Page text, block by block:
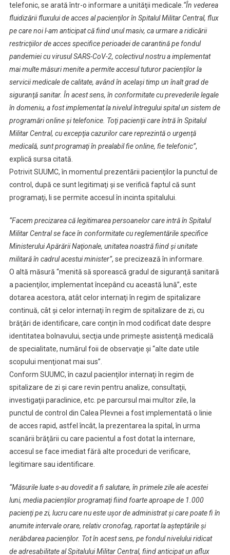
telefonic, se arată într-o informare a unităţii medicale. “În vederea
fluidizării fluxului de acces al pacienţilor în Spitalul Militar Central, flux
pe care noi l-am anticipat că fiind unul masiv, ca urmare a ridicării
restricţiilor de acces specifice perioadei de carantină pe fondul
pandemiei cu virusul SARS-CoV-2, colectivul nostru a implementat
mai multe măsuri menite a permite accesul tuturor pacienţilor la
servicii medicale de calitate, având în acelaşi timp un înalt grad de
siguranţă sanitar. În acest sens, în conformitate cu prevederile legale
în domeniu, a fost implementat la nivelul întregului spital un sistem de
programări online şi telefonice. Toţi pacienţii care întră în Spitalul
Militar Central, cu excepţia cazurilor care reprezintă o urgenţă
medicală, sunt programaţi în prealabil fie online, fie telefonic”,
explică sursa citată.
Potrivit SUUMC, în momentul prezentării pacienţilor la punctul de
control, după ce sunt legitimaţi şi se verifică faptul că sunt
programaţi, li se permite accesul în incinta spitalului.
“Facem precizarea că legitimarea persoanelor care intră în Spitalul
Militar Central se face în conformitate cu reglementările specifice
Ministerului Apărării Naţionale, unitatea noastră fiind şi unitate
militară în cadrul acestui minister”, se precizează în informare.
O altă măsură “menită să sporească gradul de siguranţă sanitară
a pacienţilor, implementat începând cu această lună”, este
dotarea acestora, atât celor internaţi în regim de spitalizare
continuă, cât şi celor internaţi în regim de spitalizare de zi, cu
brăţări de identificare, care conţin în mod codificat date despre
identitatea bolnavului, secţia unde primeşte asistenţă medicală
de specialitate, numărul foii de observaţie şi “alte date utile
scopului menţionat mai sus”.
Conform SUUMC, în cazul pacienţilor internaţi în regim de
spitalizare de zi şi care revin pentru analize, consultaţii,
investigaţii paraclinice, etc. pe parcursul mai multor zile, la
punctul de control din Calea Plevnei a fost implementată o linie
de acces rapid, astfel încât, la prezentarea la spital, în urma
scanării brăţării cu care pacientul a fost dotat la internare,
accesul se face imediat fără alte proceduri de verificare,
legitimare sau identificare.
“Măsurile luate s-au dovedit a fi salutare, în primele zile ale acestei
luni, media pacienţilor programaţi fiind foarte aproape de 1.000
pacienţi pe zi, lucru care nu este uşor de administrat şi care poate fi în
anumite intervale orare, relativ cronofag, raportat la aşteptările şi
nerăbdarea pacienţilor. Tot în acest sens, pe fondul nivelului ridicat
de adresabilitate al Spitalului Militar Central, fiind anticipat un aflux